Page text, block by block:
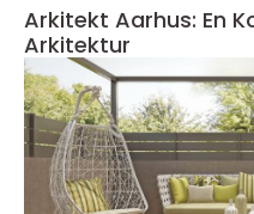
Arkitekt Aarhus: En
Arkitektur